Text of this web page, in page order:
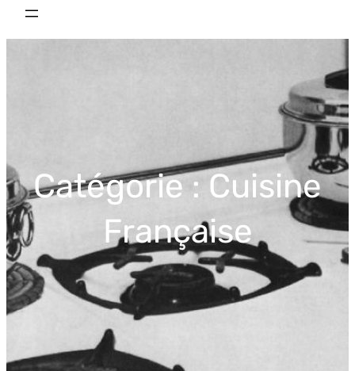
Catégorie : Cuisine
Française